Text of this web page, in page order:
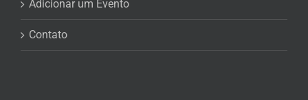
Adicionar um Evento
Contato